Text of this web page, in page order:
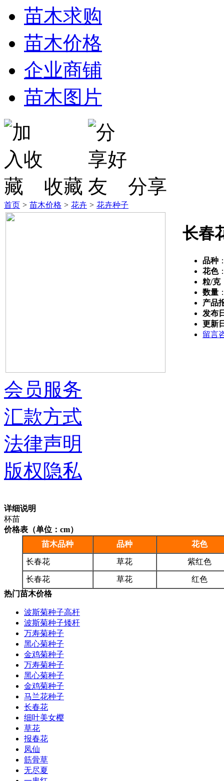
苗木求购
苗木价格
企业商铺
苗木图片
收藏 分享
首页 > 苗木价格 > 花卉 > 花卉种子
长春
品种
花色
粒/克
数量
产品
发布
更新
留言
详细说明
杯苗
价格表（单位：cm）
苗木品种
品种 花色
长春花 草花 紫红色
长春花 草花
红色
热门苗木价格
波斯菊种子高杆
波斯菊种子矮杆
万寿菊种子
黑心菊种子
金鸡菊种子
万寿菊种子
黑心菊种子
金鸡菊种子
马兰花种子
长春花
细叶美女樱
草花
报春花
凤仙
筋骨草
无尽夏
会员服务
汇款方式
法律声明
版权隐私